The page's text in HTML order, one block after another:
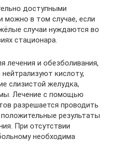
доступными
можно в том случае, если
случаи нуждаются во
стационара.
лечения и обезболивания,
кислоту,
слизистой желудка,
Лечение с помощью
разрешается проводить
результаты
При отсутствии
необходима